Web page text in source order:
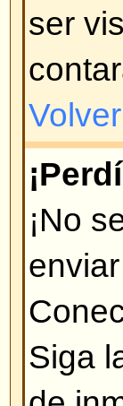
Lo más
de
correo,
su
ha
los
de
Volver